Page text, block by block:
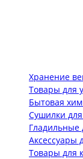
Хранение
Товары для
Бытовая
Сушилки
Гладильные
Аксессуары
Товары для